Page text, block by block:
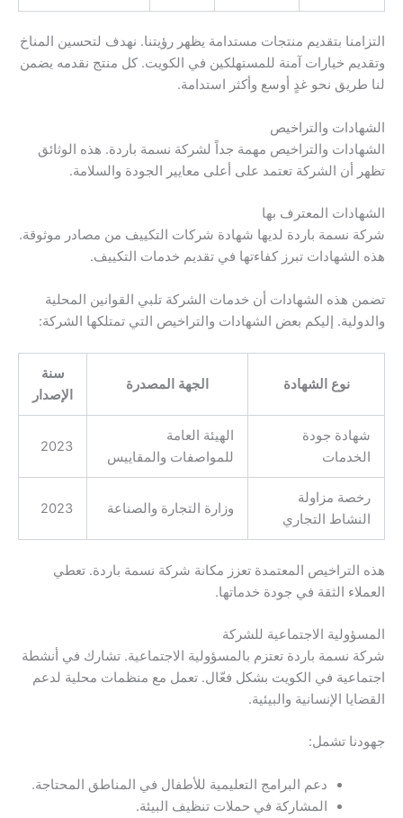
التزامنا بتقديم منتجات مستدامة يظهر رؤيتنا. نهدف لتحسين المناخ
وتقديم خيارات آمنة للمستهلكين في الكويت. كل منتج نقدمه يضمن
لنا طريق نحو غدٍ أوسع وأكثر استدامة.
الشهادات والتراخيص
الشهادات والتراخيص مهمة جداً لشركة نسمة باردة. هذه الوثائق
تظهر أن الشركة تعتمد على أعلى معايير الجودة والسلامة.
الشهادات المعترف بها
شركة نسمة باردة لديها شهادة شركات التكييف من مصادر موثوقة.
هذه الشهادات تبرز كفاءتها في تقديم خدمات التكييف.
تضمن هذه الشهادات أن خدمات الشركة تلبي القوانين المحلية
والدولية. إليكم بعض الشهادات والتراخيص التي تمتلكها الشركة:
نوع الشهادة الجهة المصدرة
سنة
الإصدار
شهادة جودة
الخدمات
الهيئة العامة
للمواصفات والمقاييس
2023
رخصة مزاولة
النشاط التجاري
وزارة التجارة والصناعة 2023
هذه التراخيص المعتمدة تعزز مكانة شركة نسمة باردة. تعطي
العملاء الثقة في جودة خدماتها.
المسؤولية الاجتماعية للشركة
شركة نسمة باردة تعتزم بالمسؤولية الاجتماعية. تشارك في أنشطة
اجتماعية في الكويت بشكل فعّال. تعمل مع منظمات محلية لدعم
القضايا الإنسانية والبيئية.
جهودنا تشمل:
دعم البرامج التعليمية للأطفال في المناطق المحتاجة.
المشاركة في حملات تنظيف البيئة.